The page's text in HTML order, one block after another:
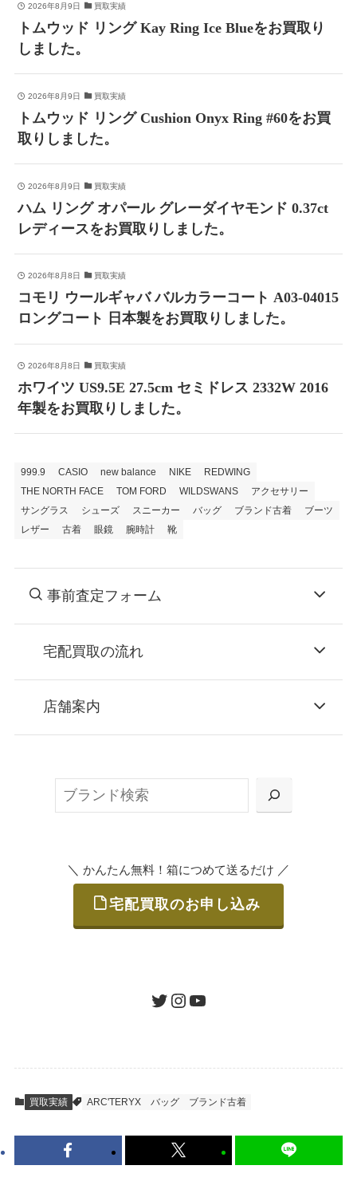
2026年8月9日 買取実績
トムウッド リング Kay Ring Ice Blueをお買取り
しました。
2026年8月9日 買取実績
トムウッド リング Cushion Onyx Ring #60をお買
取りしました。
2026年8月9日 買取実績
ハム リング オパール グレーダイヤモンド 0.37ct
レディースをお買取りしました。
2026年8月8日 買取実績
コモリ ウールギャバ バルカラーコート A03-04015
ロングコート 日本製をお買取りしました。
2026年8月8日 買取実績
ホワイツ US9.5E 27.5cm セミドレス 2332W 2016
年製をお買取りしました。
999.9 CASIO new balance NIKE
REDWING
THE NORTH FACE
TOM FORD WILDSWANS
アクセサリー
サングラス
シューズ スニーカー バッグ ブランド古着
ブーツ
レザー
古着 眼鏡 腕時計 靴
事前査定フォーム
宅配買取の流れ
お申込み
または梱包材不要の「集荷申込」からお選び
ご発送
査定結果のご承認 / 入金
到着即日に査定いたします。買取金額にご納
得いただければ、最短即日の入金が可能で
店舗案内
＼ かんたん無料！箱につめて送るだけ ／
宅配買取のお申し込み
ツイッターインスタグラムユーチューブ
買取実績 ARC'TERYX バッグ ブランド古着